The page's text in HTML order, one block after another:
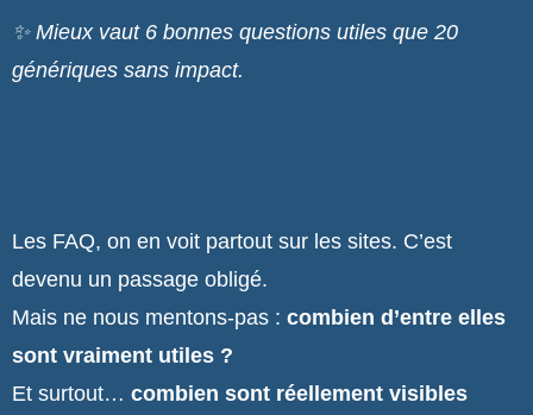
✨ Mieux vaut 6 bonnes questions utiles que 20
génériques sans impact.
Les FAQ, on en voit partout sur les sites. C’est
devenu un passage obligé.
Mais ne nous mentons-pas : combien d’entre elles
sont vraiment utiles ?
Et surtout… combien sont réellement visibles